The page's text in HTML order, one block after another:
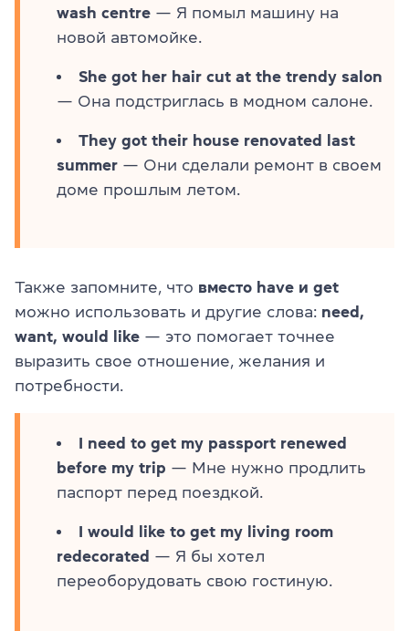
wash centre — Я помыл машину на
новой автомойке.
She got her hair cut at the trendy salon
— Она подстриглась в модном салоне.
They got their house renovated last
summer — Они сделали ремонт в своем
доме прошлым летом.
Также запомните, что вместо have и get
можно использовать и другие слова: need,
want, would like — это помогает точнее
выразить свое отношение, желания и
потребности.
I need to get my passport renewed
before my trip — Мне нужно продлить
паспорт перед поездкой.
I would like to get my living room
redecorated — Я бы хотел
переоборудовать свою гостиную.